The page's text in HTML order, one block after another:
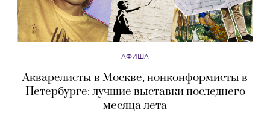
АФИША
Акварелисты в Москве, нонконформисты в
Петербурге: лучшие выставки последнего
месяца лета